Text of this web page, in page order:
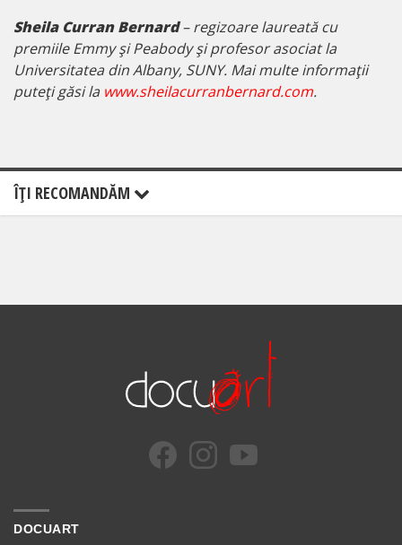
Sheila Curran Bernard– regizoare laureată cu
premiile Emmy şi Peabody şi profesor asociat la
Universitatea din Albany, SUNY. Mai multe informaţii
puteţi găsi la www.sheilacurranbernard.com.
ÎŢI RECOMANDĂM
DOCUART